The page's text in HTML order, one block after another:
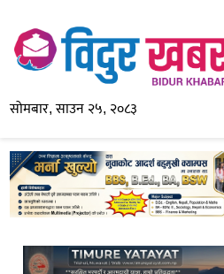
सोमबार, साउन २५, २०८३